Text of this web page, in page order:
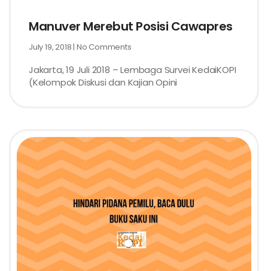
Manuver Merebut Posisi Cawapres
July 19, 2018 No Comments
Jakarta, 19 Juli 2018 – Lembaga Survei KedaiKOPI
(Kelompok Diskusi dan Kajian Opini